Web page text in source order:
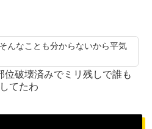
んなことも分からないから平気
位破壊済みでミリ残しで誰も
てたわ